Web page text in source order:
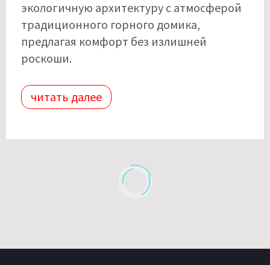
экологичную архитектуру с атмосферой
традиционного горного домика,
предлагая комфорт без излишней
роскоши.
читать далее